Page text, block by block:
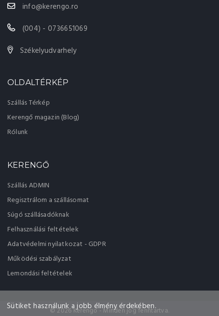
info@kerengo.ro
(004) - 0736651069
Székelyudvarhely
OLDALTÉRKÉP
Szállás Térkép
Kerengő magazin (Blog)
Rólunk
KERENGŐ
Szállás ADMIN
Regisztrálom a szállásomat
Súgó szállásadóknak
Felhasználási feltételek
Adatvédelmi nyilatkozat - GDPR
Működési szabályzat
Lemondási feltételek
© 2026 Kerengo - Minden jog fenntartva.
Sütiket használunk a jobb élmény érdekében.